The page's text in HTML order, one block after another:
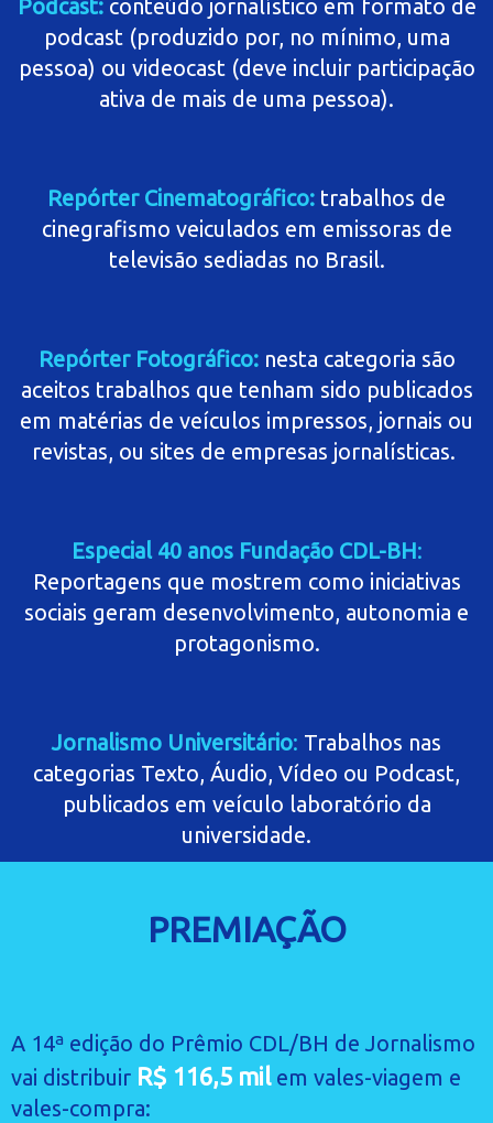
Podcast: conteúdo jornalístico em formato de
podcast (produzido por, no mínimo, uma
pessoa) ou videocast (deve incluir participação
ativa de mais de uma pessoa).
Repórter Cinematográfico: trabalhos de
cinegrafismo veiculados em emissoras de
televisão sediadas no Brasil.
Repórter Fotográfico: nesta categoria são
aceitos trabalhos que tenham sido publicados
em matérias de veículos impressos, jornais ou
revistas, ou sites de empresas jornalísticas.
Especial 40 anos Fundação CDL-BH:
Reportagens que mostrem como iniciativas
sociais geram desenvolvimento, autonomia e
protagonismo.
Jornalismo Universitário: Trabalhos nas
categorias Texto, Áudio, Vídeo ou Podcast,
publicados em veículo laboratório da
universidade.
PREMIAÇÃO
A 14ª edição do Prêmio CDL/BH de Jornalismo
vai distribuir R$ 116,5 milem vales-viagem e
vales-compra: